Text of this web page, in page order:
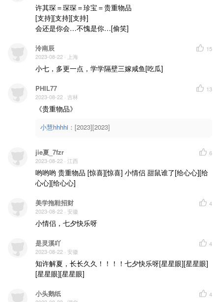
许其琛＝琛琛＝珍宝＝贵重物品
[支持][支持][支持]
会还是你会…不愧是你…[偷笑]
泠南辰
2023-08-22 · 上海
15
小七，多更一点，学学隔壁三嫁咸鱼[吃瓜]
PHIL77
2023-08-22 · 吉林
13
《贵重物品》
小慧hhhhi ： [2023][2023]
jie夏_7fzr
2023-08-22 · 江西
6
哟哟哟 贵重物品 [惊喜][惊喜] 小情侣 甜鼠谁了[给心心][给
心心][给心心]
美学拖鞋招财
2023-08-22 · 安徽
4
小情侣，七夕快乐呀
是灵溪吖
2023-08-22 · 安徽
4
知许解夏，长长久久！！！！七夕快乐呀[星星眼][星星眼]
[星星眼][星星眼]
小头鹅纸 4